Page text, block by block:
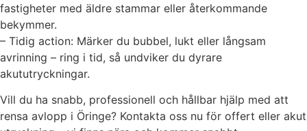
fastigheter med äldre stammar eller återkommande
bekymmer.
– Tidig action: Märker du bubbel, lukt eller långsam
avrinning – ring i tid, så undviker du dyrare
akututryckningar.
Vill du ha snabb, professionell och hållbar hjälp med att
rensa avlopp i Öringe? Kontakta oss nu för offert eller akut